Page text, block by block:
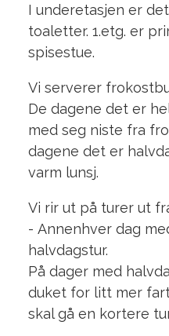
I underetasjen er
toaletter. 1.etg. er
spisestue.
Vi serverer
De dagene det er
med seg niste fra
dagene det er
varm lunsj.
Vi rir ut på turer ut
- Annenhver dag
halvdagstur.
På dager med
duket for litt mer
skal gå en kortere